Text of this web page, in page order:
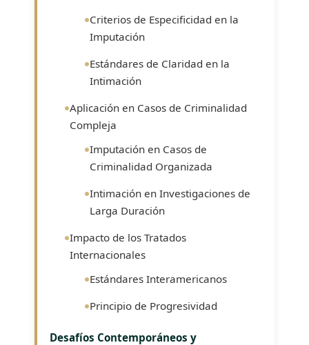
Criterios de Especificidad en la
Imputación
Estándares de Claridad en la
Intimación
Aplicación en Casos de Criminalidad
Compleja
Imputación en Casos de
Criminalidad Organizada
Intimación en Investigaciones de
Larga Duración
Impacto de los Tratados
Internacionales
Estándares Interamericanos
Principio de Progresividad
Desafíos Contemporáneos y